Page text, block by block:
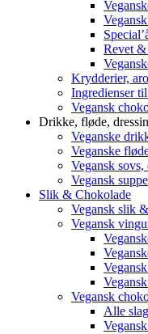
Revet &
Krydderier,
Ingredienser
Vegansk
Drikke, fløde,
Veganske
Veganske
Vegansk
Vegansk
Slik & Chokolade
Vegansk slik
Vegansk
Vegansk
Alle